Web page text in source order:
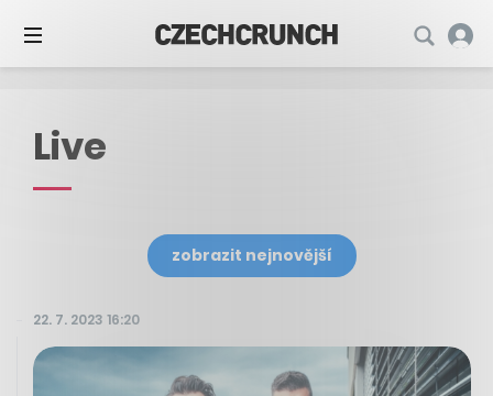
Live
zobrazit nejnovější
22. 7. 2023 16:20